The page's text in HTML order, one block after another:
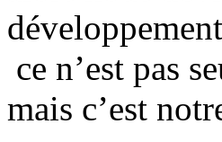
ce n’est pas
mais c’est